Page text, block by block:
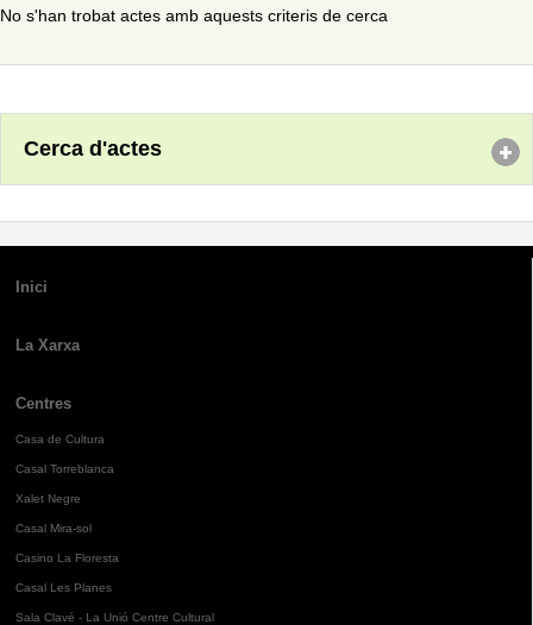
No s'han trobat actes amb aquests criteris de cerca
Cerca d'actes
Inici
La Xarxa
Centres
Casa de Cultura
Casal Torreblanca
Xalet Negre
Casal Mira-sol
Casino La Floresta
Casal Les Planes
Sala Clavé - La Unió Centre Cultural